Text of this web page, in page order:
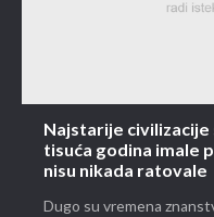
Najstarije
tisuća godina imale
nisu nikada ratovale
Dugo su vremena